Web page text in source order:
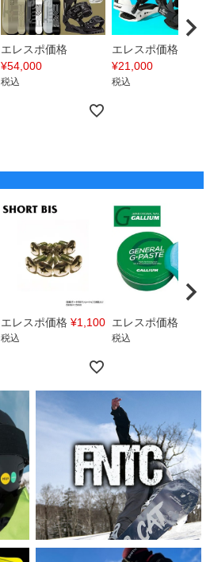
エレスポ価格
¥54,000
税込
エレスポ価格
¥21,000
税込
エレスポ価格 ¥1,100
税込
エレスポ価格
税込